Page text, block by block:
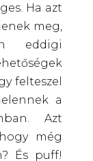
Ha azt
meg,
eddigi
felteszel
a
Azt
még
És puff!